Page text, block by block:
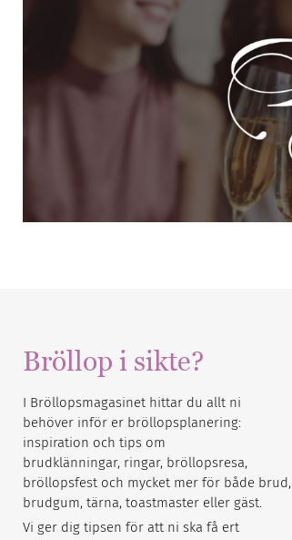
Bröllop i sikte?
I Bröllopsmagasinet hittar du allt ni
behöver inför er bröllopsplanering:
inspiration och tips om
brudklänningar, ringar, bröllopsresa,
bröllopsfest och mycket mer för både brud,
brudgum, tärna, toastmaster eller gäst.
Vi ger dig tipsen för att ni ska få ert